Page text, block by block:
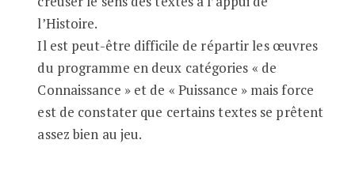
l’Histoire.
Il est peut-être difficile de répartir les œuvres
du programme en deux catégories « de
Connaissance » et de « Puissance » mais force
est de constater que certains textes se prêtent
assez bien au jeu.